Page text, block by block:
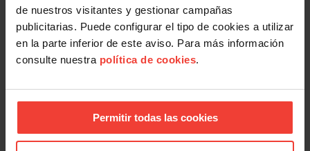
de nuestros visitantes y gestionar campañas
publicitarias. Puede configurar el tipo de cookies a utilizar
en la parte inferior de este aviso. Para más información
consulte nuestra política de cookies.
Permitir todas las cookies